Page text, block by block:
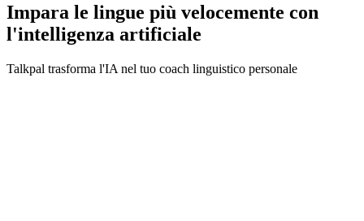
Impara le lingue più velocemente con
l'intelligenza artificiale
Talkpal trasforma l'IA nel tuo coach linguistico personale